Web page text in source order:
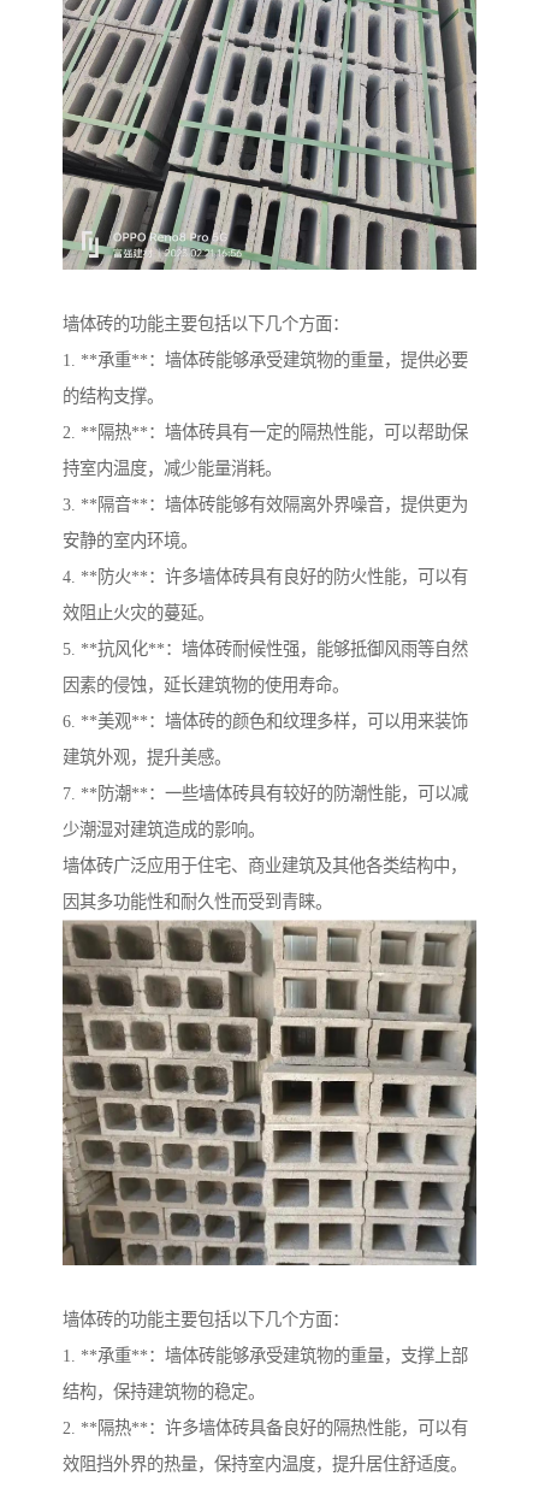
墙体砖的功能主要包括以下几个方面：
1. **承重**：墙体砖能够承受建筑物的重量，提供必要
的结构支撑。
2. **隔热**：墙体砖具有一定的隔热性能，可以帮助保
持室内温度，减少能量消耗。
3. **隔音**：墙体砖能够有效隔离外界噪音，提供更为
安静的室内环境。
4. **防火**：许多墙体砖具有良好的防火性能，可以有
效阻止火灾的蔓延。
5. **抗风化**：墙体砖耐候性强，能够抵御风雨等自然
因素的侵蚀，延长建筑物的使用寿命。
6. **美观**：墙体砖的颜色和纹理多样，可以用来装饰
建筑外观，提升美感。
7. **防潮**：一些墙体砖具有较好的防潮性能，可以减
少潮湿对建筑造成的影响。
墙体砖广泛应用于住宅、商业建筑及其他各类结构中，
因其多功能性和耐久性而受到青睐。
墙体砖的功能主要包括以下几个方面：
1. **承重**：墙体砖能够承受建筑物的重量，支撑上部
结构，保持建筑物的稳定。
2. **隔热**：许多墙体砖具备良好的隔热性能，可以有
效阻挡外界的热量，保持室内温度，提升居住舒适度。